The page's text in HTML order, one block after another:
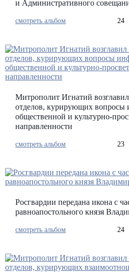
и Административного
смотреть альбом 24
Митрополит Игнатий возглавил
отделов, курирующих вопросы
общественной и культурно-
направленности
смотреть альбом 23
Росгвардии передана икона с
равноапостольного князя
смотреть альбом 24